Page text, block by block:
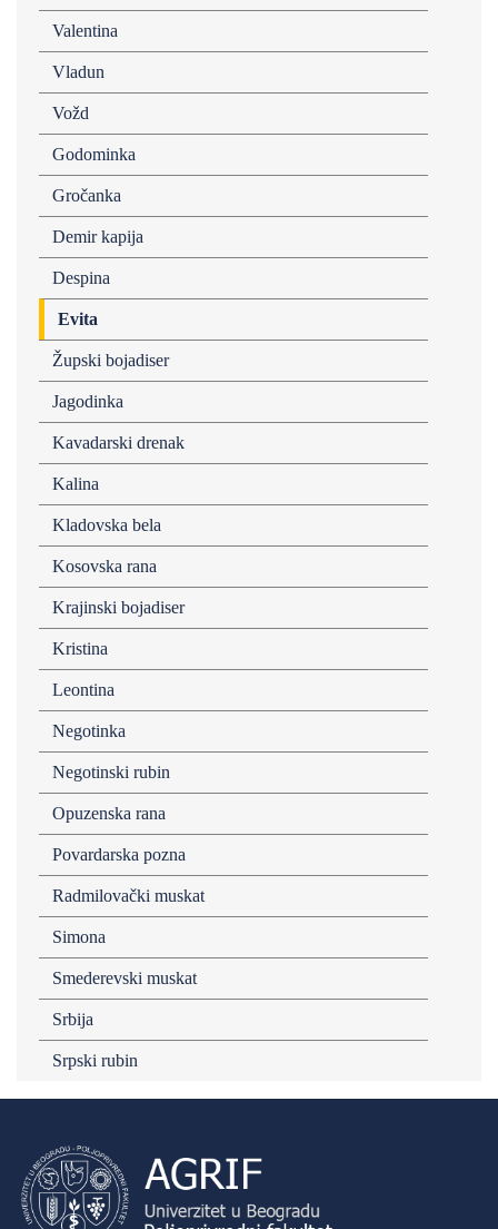
Valentina
Vladun
Vožd
Godominka
Gročanka
Demir kapija
Despina
Evita
Župski bojadiser
Jagodinka
Kavadarski drenak
Kalina
Kladovska bela
Kosovska rana
Krajinski bojadiser
Kristina
Leontina
Negotinka
Negotinski rubin
Opuzenska rana
Povardarska pozna
Radmilovački muskat
Simona
Smederevski muskat
Srbija
Srpski rubin